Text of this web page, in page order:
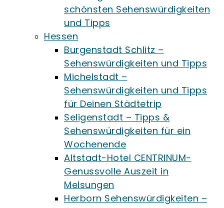
schönsten Sehenswürdigkeiten
und Tipps
Hessen
Burgenstadt Schlitz –
Sehenswürdigkeiten und Tipps
Michelstadt –
Sehenswürdigkeiten und Tipps
für Deinen Städtetrip
Seligenstadt – Tipps &
Sehenswürdigkeiten für ein
Wochenende
Altstadt-Hotel CENTRINUM-
Genussvolle Auszeit in
Melsungen
Herborn Sehenswürdigkeiten –